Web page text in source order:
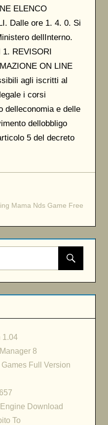
ELENCO
Dalle ore 1. 4. 0. Si
dellInterno.
REVISORI
ON LINE
agli iscritti al
i corsi
delleconomia e delle
dellobbligo
5 del decreto
Mama Nds Game Free
1.04
8
Version
Download
To